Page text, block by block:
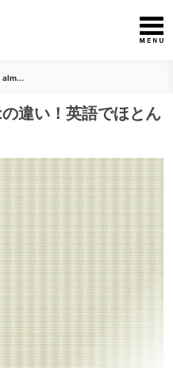
違い！英語でほとん